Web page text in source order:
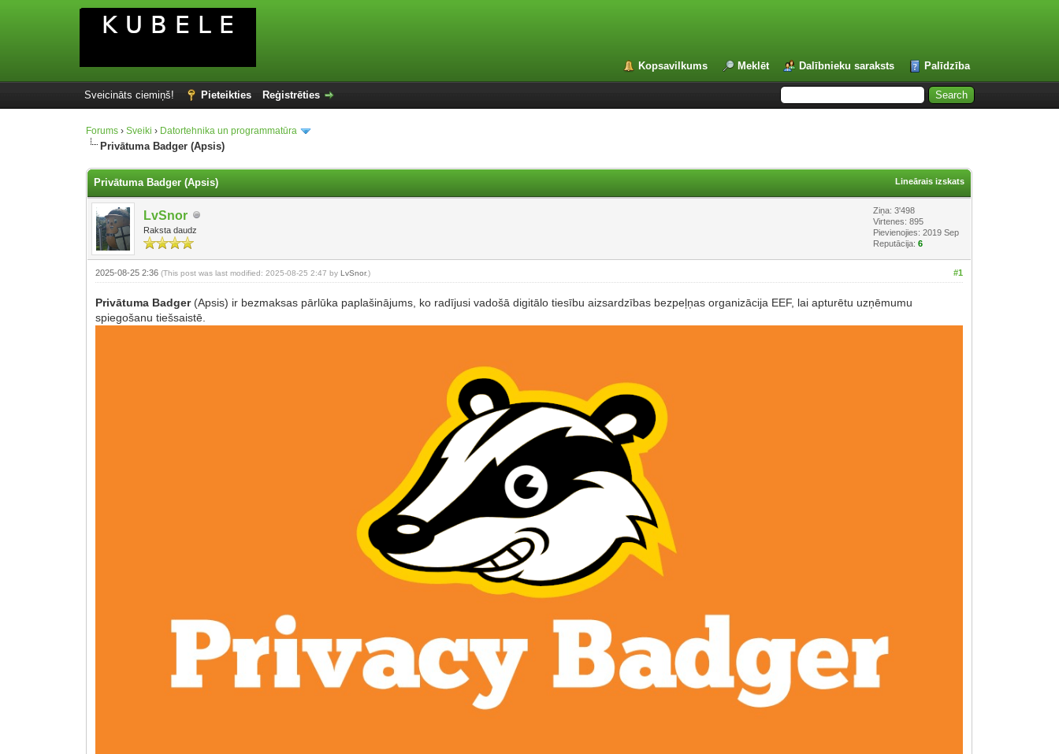
Kopsavilkums Meklēt Dalībnieku saraksts Palīdzība
Sveicināts ciemiņš! Pieteikties Reģistrēties
Forums ›Sveiki › Datortehnika un programmatūra
Privātuma Badger (Apsis)
Lineārais izskats
Privātuma Badger (Apsis)
LvSnor
Raksta daudz
Ziņa: 3'498
Virtenes: 895
Pievienojies: 2019 Sep
Reputācija:6
#1
2025-08-25 2:36(This post was last modified: 2025-08-25 2:47 byLvSnor.)
Privātuma Badger(Apsis) ir bezmaksas pārlūka paplašinājums, ko radījusi vadošā digitālo tiesību aizsardzības bezpeļņas organizācija EEF, lai apturētu uzņēmumu
spiegošanu tiešsaistē.